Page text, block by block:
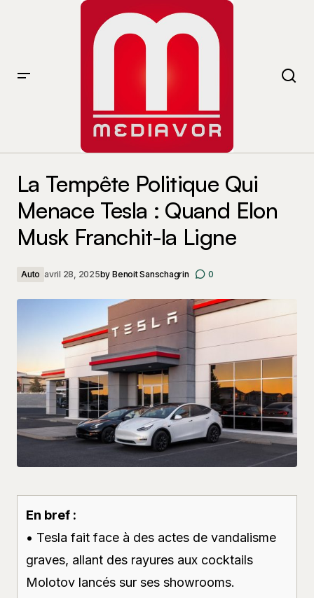
La Tempête Politique Qui
Menace Tesla : Quand Elon
Musk Franchit-la Ligne
Auto avril 28, 2025by Benoit Sanschagrin 0
En bref :
• Tesla fait face à des actes de vandalisme
graves, allant des rayures aux cocktails
Molotov lancés sur ses showrooms.